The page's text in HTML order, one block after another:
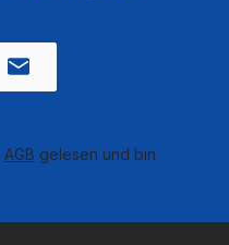
AGB gelesen und bin